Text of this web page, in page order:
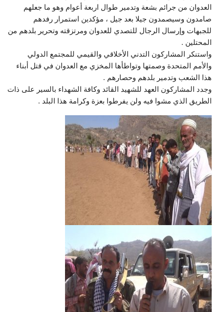
العدوان من جرائم بشعة وتدمير طوال اربعة أعوام وهو ما جعلهم
صامدون وسيصمدون جيلا بعد جيل ، مؤكدين استمرار رفدهم
للجبهات وإرسال الرجال للتصدي للعدوان ومرتزقته وتحرير بلدهم من
المحتلين .
واستنكر المشاركون التدني الأخلاقي والقيمي للمجتمع الدولي
والأمم المتحدة وصمتها وتواطأها المخزي مع العدوان في قتل أبناء
هذا الشعب وتدمير بلدهم وحصارهم .
وجدد المشاركون العهد للشهيد القائد وكافة الشهداء بالسير على ذات
الطريق الذي مشوا فيه ولن يفرطوا بعزة وكرامة هذا البلد .